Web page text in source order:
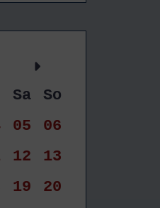
Sa
So
05
06
12
13
19
20